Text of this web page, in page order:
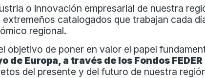
o innovación empresarial de nuestra
catalogados que trabajan cada
regional.
objetivo de poner en valor el papel
de Europa, a través de los Fondos
del presente y del futuro de nuestra